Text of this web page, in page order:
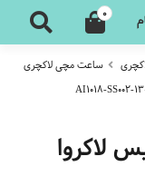
0
ساعت مچی لاکچری
لاکروا